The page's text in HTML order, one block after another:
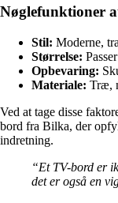
Nøglefunktioner
Stil: Moderne,
Størrelse:
Opbevaring:
Materiale: Træ,
Ved at tage disse
bord fra Bilka, der
indretning.
“Et TV-bord er
det er også en